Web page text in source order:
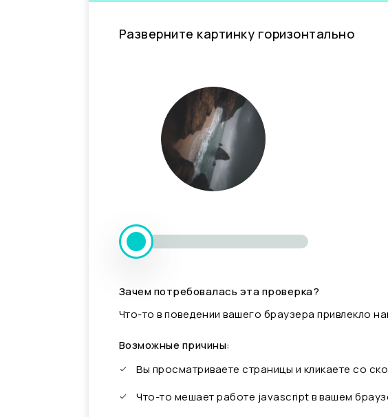
Разверните картинку горизонтально
Зачем потребовалась эта проверка?
Что-то в поведении вашего браузера привлекло
Возможные причины:
Вы просматриваете страницы и кликаете со
Что-то мешает работе javascript в вашем